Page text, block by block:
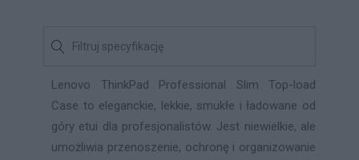
Lenovo ThinkPad Professional Slim Top-load
Case to eleganckie, lekkie, smukłe i ładowane od
góry etui dla profesjonalistów. Jest niewielkie, ale
umożliwia przenoszenie, ochronę i organizowanie